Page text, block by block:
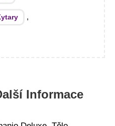
,
Informace